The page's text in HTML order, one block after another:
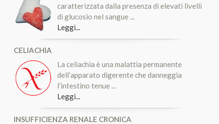
caratterizzata dalla presenza di elevati livelli
di glucosio nel sangue ...
Leggi...
CELIACHIA
La celiachia è una malattia permanente
dell’apparato digerente che danneggia
l’intestino tenue ...
Leggi...
INSUFFICIENZA RENALE CRONICA